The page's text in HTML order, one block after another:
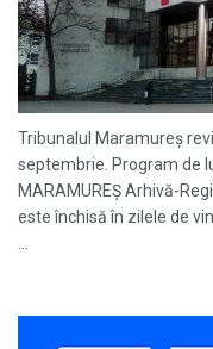
Tribunalul Maramureş
septembrie. Program de
MARAMUREŞ Arhivă-
este închisă în zilele de